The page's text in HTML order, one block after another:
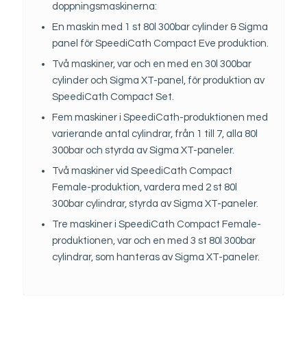
doppningsmaskinerna:
En maskin med 1 st 80l 300bar cylinder & Sigma
panel för SpeediCath Compact Eve produktion.
Två maskiner, var och en med en 30l 300bar
cylinder och Sigma XT-panel, för produktion av
SpeediCath Compact Set.
Fem maskiner i SpeediCath-produktionen med
varierande antal cylindrar, från 1 till 7, alla 80l
300bar och styrda av Sigma XT-paneler.
Två maskiner vid SpeediCath Compact
Female-produktion, vardera med 2 st 80l
300bar cylindrar, styrda av Sigma XT-paneler.
Tre maskiner i SpeediCath Compact Female-
produktionen, var och en med 3 st 80l 300bar
cylindrar, som hanteras av Sigma XT-paneler.